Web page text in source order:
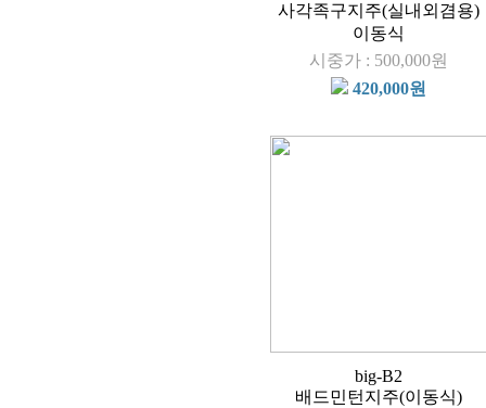
사각족구지주(실내외겸용)
이동식
시중가 : 500,000원
420,000원
big-B2
배드민턴지주(이동식)